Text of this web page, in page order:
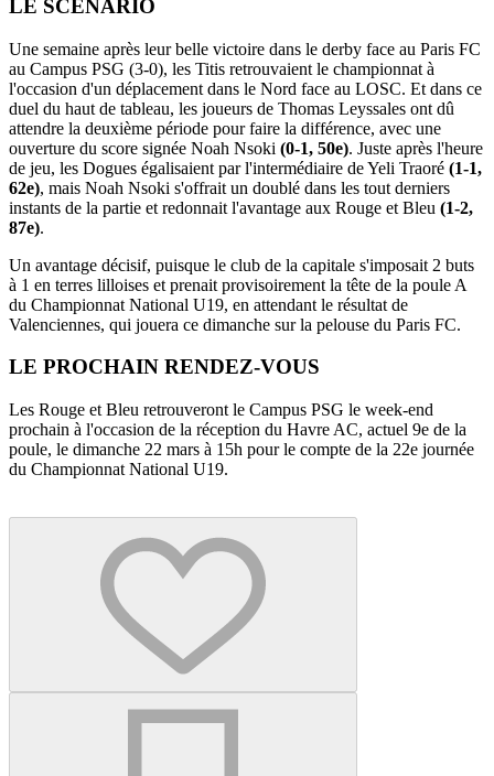
LE SCÉNARIO
Une semaine après leur belle victoire dans le derby face au Paris FC
au Campus PSG (3-0), les Titis retrouvaient le championnat à
l'occasion d'un déplacement dans le Nord face au LOSC. Et dans ce
duel du haut de tableau, les joueurs de Thomas Leyssales ont dû
attendre la deuxième période pour faire la différence, avec une
ouverture du score signée Noah Nsoki (0-1, 50e). Juste après l'heure
de jeu, les Dogues égalisaient par l'intermédiaire de Yeli Traoré (1-1,
62e), mais Noah Nsoki s'offrait un doublé dans les tout derniers
instants de la partie et redonnait l'avantage aux Rouge et Bleu (1-2,
87e).
Un avantage décisif, puisque le club de la capitale s'imposait 2 buts
à 1 en terres lilloises et prenait provisoirement la tête de la poule A
du Championnat National U19, en attendant le résultat de
Valenciennes, qui jouera ce dimanche sur la pelouse du Paris FC.
LE PROCHAIN RENDEZ-VOUS
Les Rouge et Bleu retrouveront le Campus PSG le week-end
prochain à l'occasion de la réception du Havre AC, actuel 9e de la
poule, le dimanche 22 mars à 15h pour le compte de la 22e journée
du Championnat National U19.